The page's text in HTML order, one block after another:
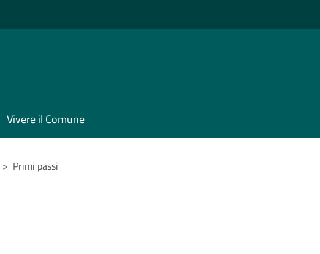
Vivere il Comune
> Primi passi